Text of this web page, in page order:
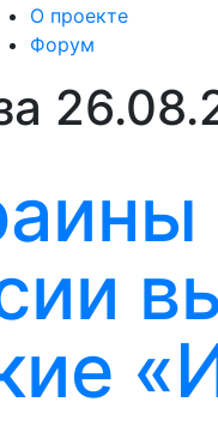
О проекте
Форум